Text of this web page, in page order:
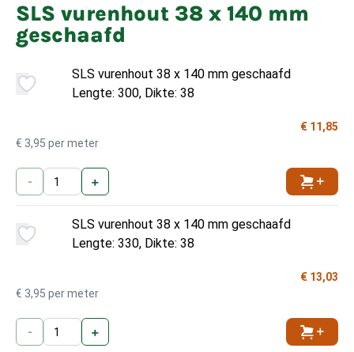
SLS vurenhout 38 x 140 mm
geschaafd
SLS vurenhout 38 x 140 mm geschaafd
Lengte: 300, Dikte: 38
€ 11,85
€ 3,95 per meter
- +
SLS vurenhout 38 x 140 mm geschaafd
Lengte: 330, Dikte: 38
€ 13,03
€ 3,95 per meter
- +